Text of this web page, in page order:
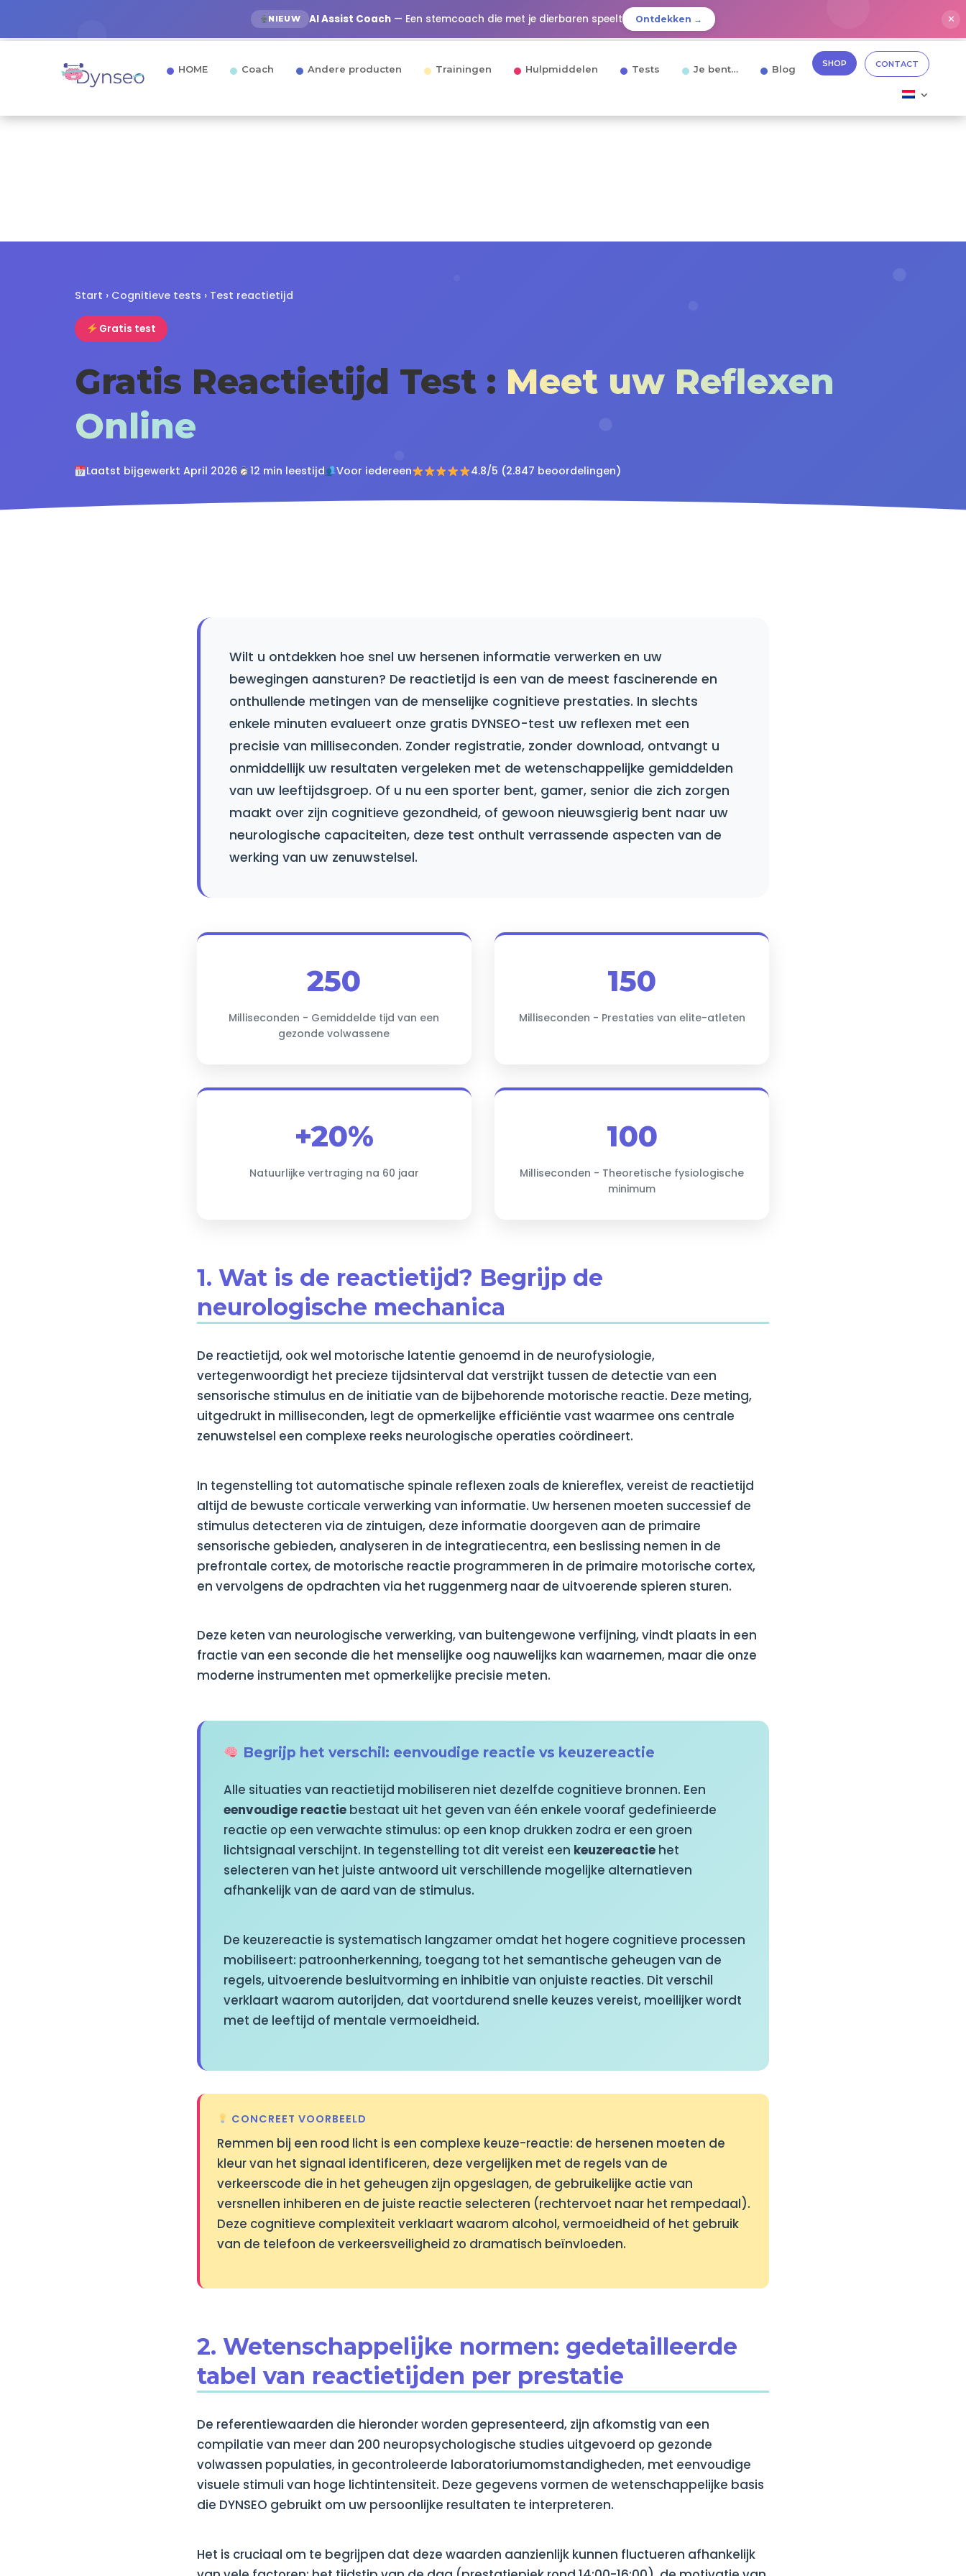
NIEUW AI Assist Coach — Een stemcoach die met je dierbaren speelt Ontdekken → ✕
HOME Coach Andere producten Trainingen Hulpmiddelen Tests Je bent… Blog SHOP CONTACT
Start › Cognitieve tests › Test reactietijd
Gratis test
Gratis Reactietijd Test : Meet uw Reflexen
Online
Laatst bijgewerkt April 2026 12 min leestijd Voor iedereen 4.8/5 (2.847 beoordelingen)
Wilt u ontdekken hoe snel uw hersenen informatie verwerken en uw
bewegingen aansturen? De reactietijd is een van de meest fascinerende en
onthullende metingen van de menselijke cognitieve prestaties. In slechts
enkele minuten evalueert onze gratis DYNSEO-test uw reflexen met een
precisie van milliseconden. Zonder registratie, zonder download, ontvangt u
onmiddellijk uw resultaten vergeleken met de wetenschappelijke gemiddelden
van uw leeftijdsgroep. Of u nu een sporter bent, gamer, senior die zich zorgen
maakt over zijn cognitieve gezondheid, of gewoon nieuwsgierig bent naar uw
neurologische capaciteiten, deze test onthult verrassende aspecten van de
werking van uw zenuwstelsel.
250
Milliseconden - Gemiddelde tijd van een
gezonde volwassene
150
Milliseconden - Prestaties van elite-atleten
+20%
Natuurlijke vertraging na 60 jaar
100
Milliseconden - Theoretische fysiologische
minimum
1. Wat is de reactietijd? Begrijp de
neurologische mechanica
De reactietijd, ook wel motorische latentie genoemd in de neurofysiologie,
vertegenwoordigt het precieze tijdsinterval dat verstrijkt tussen de detectie van een
sensorische stimulus en de initiatie van de bijbehorende motorische reactie. Deze meting,
uitgedrukt in milliseconden, legt de opmerkelijke efficiëntie vast waarmee ons centrale
zenuwstelsel een complexe reeks neurologische operaties coördineert.
In tegenstelling tot automatische spinale reflexen zoals de kniereflex, vereist de reactietijd
altijd de bewuste corticale verwerking van informatie. Uw hersenen moeten successief de
stimulus detecteren via de zintuigen, deze informatie doorgeven aan de primaire
sensorische gebieden, analyseren in de integratiecentra, een beslissing nemen in de
prefrontale cortex, de motorische reactie programmeren in de primaire motorische cortex,
en vervolgens de opdrachten via het ruggenmerg naar de uitvoerende spieren sturen.
Deze keten van neurologische verwerking, van buitengewone verfijning, vindt plaats in een
fractie van een seconde die het menselijke oog nauwelijks kan waarnemen, maar die onze
moderne instrumenten met opmerkelijke precisie meten.
Begrijp het verschil: eenvoudige reactie vs keuzereactie
Alle situaties van reactietijd mobiliseren niet dezelfde cognitieve bronnen. Een
eenvoudige reactiebestaat uit het geven van één enkele vooraf gedefinieerde
reactie op een verwachte stimulus: op een knop drukken zodra er een groen
lichtsignaal verschijnt. In tegenstelling tot dit vereist een keuzereactiehet
selecteren van het juiste antwoord uit verschillende mogelijke alternatieven
afhankelijk van de aard van de stimulus.
De keuzereactie is systematisch langzamer omdat het hogere cognitieve processen
mobiliseert: patroonherkenning, toegang tot het semantische geheugen van de
regels, uitvoerende besluitvorming en inhibitie van onjuiste reacties. Dit verschil
verklaart waarom autorijden, dat voortdurend snelle keuzes vereist, moeilijker wordt
met de leeftijd of mentale vermoeidheid.
CONCREET VOORBEELD
Remmen bij een rood licht is een complexe keuze-reactie: de hersenen moeten de
kleur van het signaal identificeren, deze vergelijken met de regels van de
verkeerscode die in het geheugen zijn opgeslagen, de gebruikelijke actie van
versnellen inhiberen en de juiste reactie selecteren (rechtervoet naar het rempedaal).
Deze cognitieve complexiteit verklaart waarom alcohol, vermoeidheid of het gebruik
van de telefoon de verkeersveiligheid zo dramatisch beïnvloeden.
2. Wetenschappelijke normen: gedetailleerde
tabel van reactietijden per prestatie
De referentiewaarden die hieronder worden gepresenteerd, zijn afkomstig van een
compilatie van meer dan 200 neuropsychologische studies uitgevoerd op gezonde
volwassen populaties, in gecontroleerde laboratoriumomstandigheden, met eenvoudige
visuele stimuli van hoge lichtintensiteit. Deze gegevens vormen de wetenschappelijke basis
die DYNSEO gebruikt om uw persoonlijke resultaten te interpreteren.
Het is cruciaal om te begrijpen dat deze waarden aanzienlijk kunnen fluctueren afhankelijk